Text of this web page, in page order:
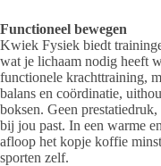
Functioneel bewegen
Kwiek Fysiek biedt
wat je lichaam nodig heeft
functionele krachttraining,
balans en coördinatie,
boksen. Geen
bij jou past. In een warme
afloop het kopje koffie
sporten zelf.